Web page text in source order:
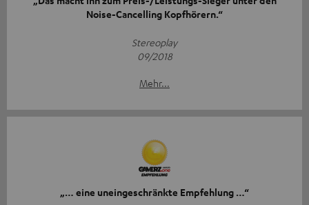
Noise-Cancelling Kopfhörern.“
Stereoplay
09/2018
Mehr...
„… eine uneingeschränkte Empfehlung …“